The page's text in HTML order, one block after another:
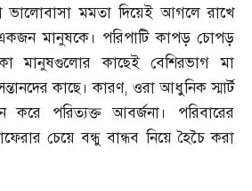
ভালোবাসা মমতা দিয়েই আগলে রাখে
মানুষকে। পরিপাটি কাপড় চোপড়
মানুষগুলোর কাছেই বেশিরভাগ মা
কাছে। কারণ, ওরা আধুনিক স্মার্ট
করে পরিত্যক্ত আবর্জনা। পরিবারের
চেয়ে বন্ধু বান্ধব নিয়ে হৈচৈ করা